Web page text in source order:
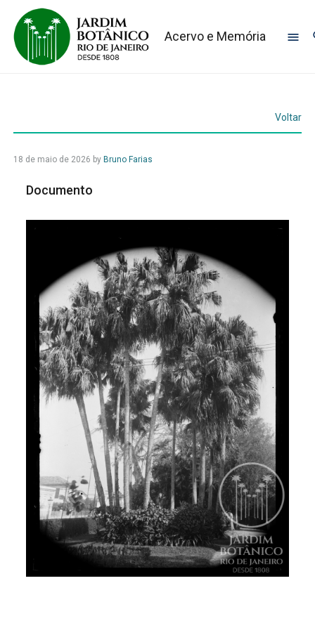
Acervo e Memória
Voltar
18 de maio de 2026 by Bruno Farias
Documento